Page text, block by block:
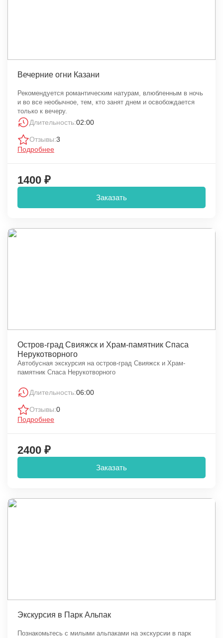
Вечерние огни Казани
Рекомендуется романтическим натурам, влюбленным в ночь
и во все необычное, тем, кто занят днем и освобождается
только к вечеру.
Длительность:02:00
Отзывы:3
Подробнее
1400 ₽
Заказать
Остров-град Свияжск и Храм-памятник Спаса
Нерукотворного
Автобусная экскурсия на остров-град Свияжск и Храм-
памятник Спаса Нерукотворного
Длительность:06:00
Отзывы:0
Подробнее
2400 ₽
Заказать
Экскурсия в Парк Альпак
Познакомьтесь с милыми альпаками на экскурсии в парк